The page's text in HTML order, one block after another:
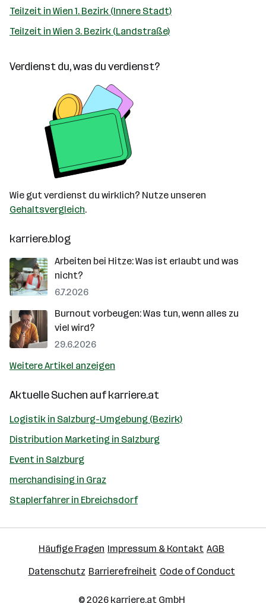
Teilzeit in Wien 1. Bezirk (Innere Stadt)
Teilzeit in Wien 3. Bezirk (Landstraße)
Verdienst du, was du verdienst?
Wie gut verdienst du wirklich? Nutze unseren
Gehaltsvergleich.
karriere.blog
Arbeiten bei Hitze: Was ist erlaubt und was
nicht?
6.7.2026
Burnout vorbeugen: Was tun, wenn alles zu
viel wird?
29.6.2026
Weitere Artikel anzeigen
Aktuelle Suchen aufkarriere.at
Logistik in Salzburg-Umgebung (Bezirk)
Distribution Marketing in Salzburg
Event in Salzburg
merchandising in Graz
Staplerfahrer in Ebreichsdorf
Häufige Fragen Impressum & Kontakt AGB
Datenschutz Barrierefreiheit Code of Conduct
© 2026 karriere.atGmbH